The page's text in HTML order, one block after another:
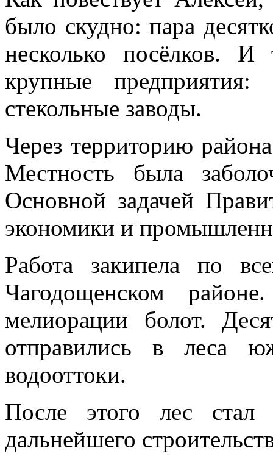
было скудно: пара
несколько посёлков.
крупные
стекольные заводы.
Через территорию
Местность была
Основной задачей
экономики и
Работа закипела по
Чагодощенском
мелиорации болот.
отправились в леса
водооттоки.
После этого лес стал
дальнейшего